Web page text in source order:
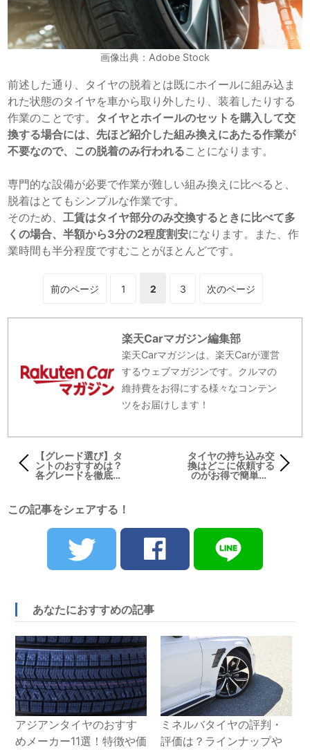
画像出典：Adobe Stock
前述した通り、タイヤの脱着とは既にホイールに組み込ま
れた状態のタイヤを車から取り外したり、装着したりする
作業のことです。 タイヤとホイールのセットを購入して交
換する場合には、先ほど紹介した組み換えにあたる作業が
不要なので、この脱着のみ行われることになります。
専門的な設備が必要で作業が難しい組み換えに比べると、
脱着はとてもシンプルな作業です。
そのため、工賃はタイヤ部分のみ交換するときに比べて多
くの場合、半額から3分の2程度割安になります。また、作
業時間も半分程度ですむことがほとんどです。
前のページ 1 2 3 次のページ
楽天Carマガジン編集部
楽天Carマガジンは、楽天Carが運営
するウェブマガジンです。クルマの
維持費をお得にする様々なコンテン
ツをお届けします！
【グレード選び】タ
ントのおすすめは？
各グレードを徹底比
タイヤの持ち込み交
換はどこに依頼する
のがお得で簡単？5
この記事をシェアする！
あなたにおすすめの記事
アジアンタイヤのおすす
めメーカー11選！特徴や価
ミネルバタイヤの評判・
評価は？ラインナップや